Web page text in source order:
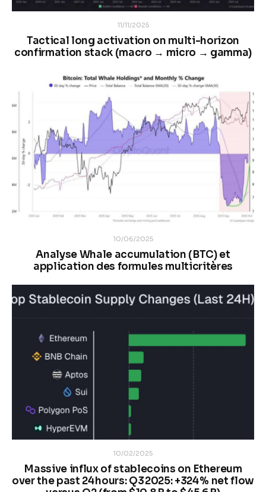
11/11/2025
Tactical long activation on multi-horizon
confirmation stack (macro → micro → gamma)
10/06/2025
Analyse Whale accumulation (BTC) et
application des formules multicritères
10/02/2025
Massive influx of stablecoins on Ethereum
over the past 24 hours: Q3 2025: +324 % net flow